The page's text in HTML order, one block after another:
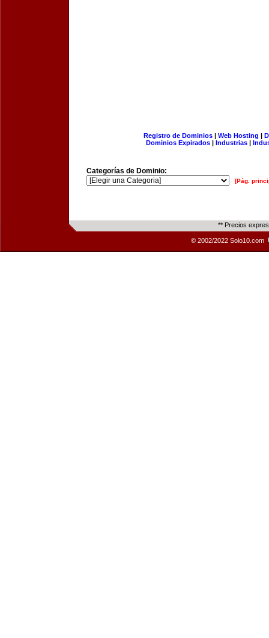
Registro de Dominios| Web Hosting |
Dominios Expirados | Industrias |
Categorías de Dominio:
[Pág.
** Precios
© 2002/2022 Solo10.com